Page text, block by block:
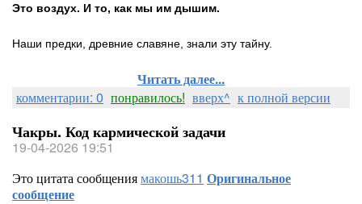
Это воздух. И то, как мы им дышим.
Наши предки, древние славяне, знали эту тайну.
Читать далее...
комментарии: 0 понравилось! вверх^ к полной версии
Чакры. Код кармической задачи
19-04-2026 19:51
Это цитата сообщениямакошь311 Оригинальное
сообщение